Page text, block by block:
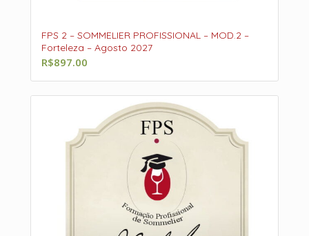
FPS 2 – SOMMELIER PROFISSIONAL – MOD.2 –
Forteleza – Agosto 2027
R$897.00